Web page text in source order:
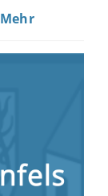
Mehr